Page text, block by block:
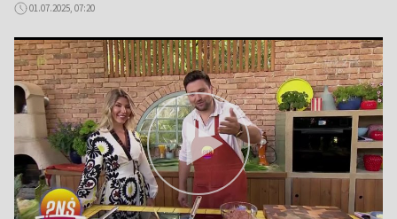
01.07.2025, 07:20